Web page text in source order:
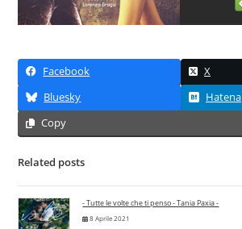
Facebook
X
Bluesky
Hatena
Copy
Related posts
- Tutte le volte che ti penso - Tania Paxia -
8 Aprile 2021